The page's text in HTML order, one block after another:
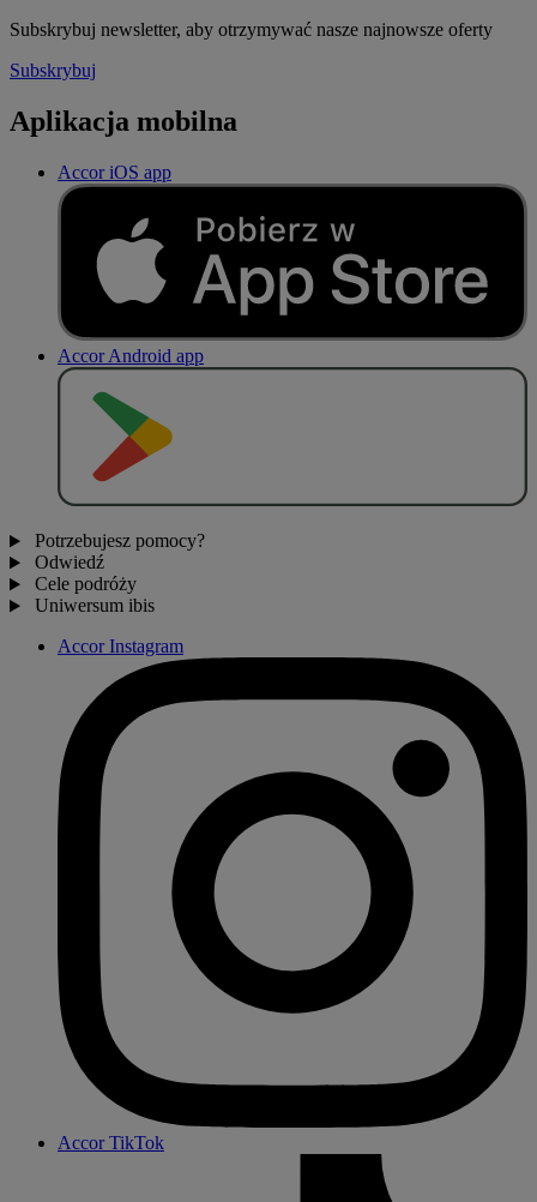
Subskrybuj newsletter, aby otrzymywać nasze najnowsze oferty
Subskrybuj
Aplikacja mobilna
Accor iOS app
Accor Android app
Potrzebujesz pomocy?
Odwiedź
Cele podróży
Uniwersum ibis
Accor Instagram
Accor TikTok